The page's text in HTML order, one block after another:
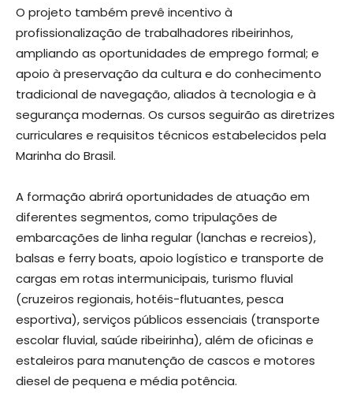
O projeto também prevê incentivo à
profissionalização de trabalhadores ribeirinhos,
ampliando as oportunidades de emprego formal; e
apoio à preservação da cultura e do conhecimento
tradicional de navegação, aliados à tecnologia e à
segurança modernas. Os cursos seguirão as diretrizes
curriculares e requisitos técnicos estabelecidos pela
Marinha do Brasil.
A formação abrirá oportunidades de atuação em
diferentes segmentos, como tripulações de
embarcações de linha regular (lanchas e recreios),
balsas e ferry boats, apoio logístico e transporte de
cargas em rotas intermunicipais, turismo fluvial
(cruzeiros regionais, hotéis-flutuantes, pesca
esportiva), serviços públicos essenciais (transporte
escolar fluvial, saúde ribeirinha), além de oficinas e
estaleiros para manutenção de cascos e motores
diesel de pequena e média potência.